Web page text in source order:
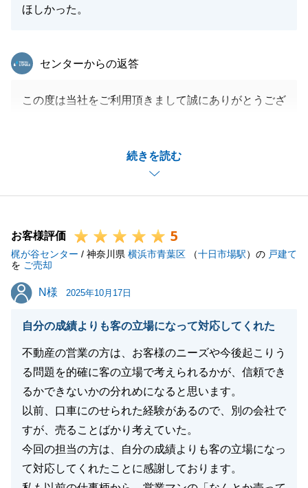
ほしかった。
続きを読む
東急リバブル
センターからの返答
この度は当社をご利用頂きまして誠にありがとうござ
せてしまい、大変申し訳ございませんでした。
ご指摘いただいた点を真摯に受け止め、今後ご期待に
沿えるようにより一層精進致します。
お客様評価 5
梶が谷センター / 神奈川県 横浜市青葉区 （十日市場駅）の 戸建て
を ご売却
N様
N様 2025年10月17日
自分の成績よりも客の立場になって対応してくれた
不動産の営業の方は、お客様のニーズや今後起こりう
る問題を的確に客の立場で考えられるかが、信頼でき
るかできないかの分れめになると思います。
以前、口車にのせられた経験があるので、別の会社で
すが、売ることばかり考えていた。
今回の担当の方は、自分の成績よりも客の立場になっ
て対応してくれたことに感謝しております。